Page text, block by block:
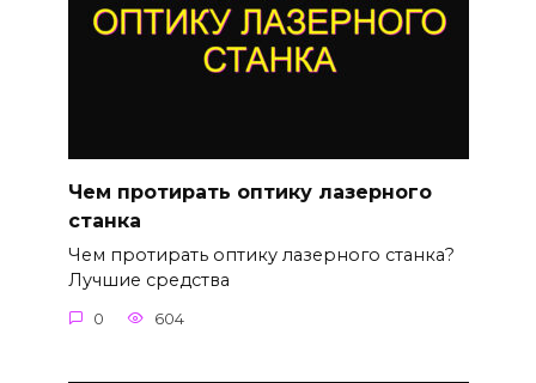
Чем протирать оптику лазерного
станка
Чем протирать оптику лазерного станка?
Лучшие средства
0 604